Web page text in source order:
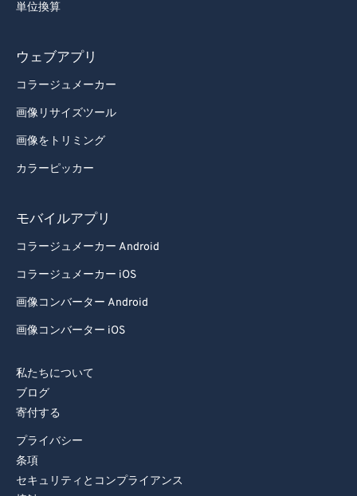
単位換算
ウェブアプリ
コラージュメーカー
画像リサイズツール
画像をトリミング
カラーピッカー
モバイルアプリ
コラージュメーカー Android
コラージュメーカー iOS
画像コンバーター Android
画像コンバーター iOS
私たちについて
ブログ
寄付する
プライバシー
条項
セキュリティとコンプライアンス